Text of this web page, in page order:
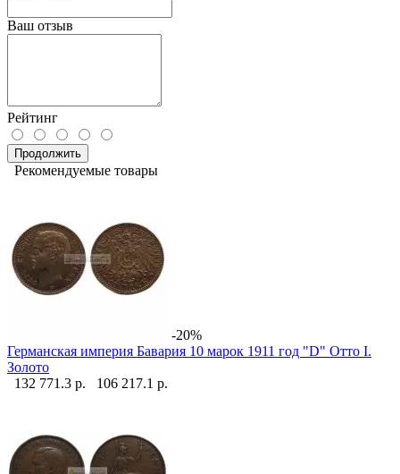
Ваш отзыв
Рейтинг
Продолжить
Рекомендуемые товары
-20%
Германская империя Бавария 10 марок 1911 год "D" Отто I.
Золото
132 771.3 р.
106 217.1 р.